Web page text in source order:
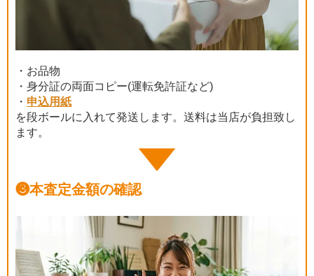
・お品物
・身分証の両面コピー(運転免許証など)
・ 申込用紙
を段ボールに入れて発送します。送料は当店が負担致し
ます。
❸本査定金額の確認